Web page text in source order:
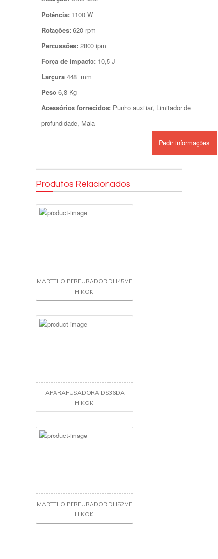
Potência: 1100 W
Rotações: 620 rpm
Percussões: 2800 ipm
Força de impacto: 10,5 J
Largura 448 mm
Peso 6,8 Kg
Acessórios fornecidos: Punho auxiliar, Limitador de
profundidade, Mala
Pedir informações
Produtos Relacionados
MARTELO PERFURADOR DH45ME
HIKOKI
APARAFUSADORA DS36DA
HIKOKI
MARTELO PERFURADOR DH52ME
HIKOKI